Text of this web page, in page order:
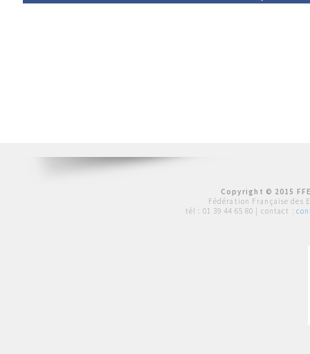
Copyright © 2015
Fédération Française des
tél : 01 39 44 65 80 | contact :